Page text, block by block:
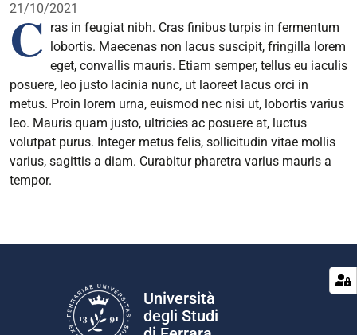
21/10/2021
C ras in feugiat nibh. Cras finibus turpis in fermentum
lobortis. Maecenas non lacus suscipit, fringilla lorem
eget, convallis mauris. Etiam semper, tellus eu iaculis
posuere, leo justo lacinia nunc, ut laoreet lacus orci in
metus. Proin lorem urna, euismod nec nisi ut, lobortis varius
leo. Mauris quam justo, ultricies ac posuere at, luctus
volutpat purus. Integer metus felis, sollicitudin vitae mollis
varius, sagittis a diam. Curabitur pharetra varius mauris a
tempor.
Università
degli Studi